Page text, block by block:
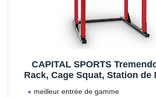
CAPITAL SPORTS
Rack, Cage Squat, Station de
meilleur entrée de gamme